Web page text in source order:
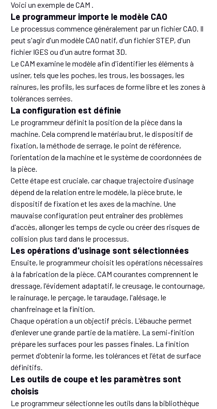
Voici un exemple de CAM .
Le programmeur importe le modèle CAO
Le processus commence généralement par un fichier CAO. Il
peut s'agir d'un modèle CAO natif, d'un fichier STEP, d'un
fichier IGES ou d'un autre format 3D.
Le CAM examine le modèle afin d'identifier les éléments à
usiner, tels que les poches, les trous, les bossages, les
rainures, les profils, les surfaces de forme libre et les zones à
tolérances serrées.
La configuration est définie
Le programmeur définit la position de la pièce dans la
machine. Cela comprend le matériau brut, le dispositif de
fixation, la méthode de serrage, le point de référence,
l'orientation de la machine et le système de coordonnées de
la pièce.
Cette étape est cruciale, car chaque trajectoire d'usinage
dépend de la relation entre le modèle, la pièce brute, le
dispositif de fixation et les axes de la machine. Une
mauvaise configuration peut entraîner des problèmes
d'accès, allonger les temps de cycle ou créer des risques de
collision plus tard dans le processus.
Les opérations d'usinage sont sélectionnées
Ensuite, le programmeur choisit les opérations nécessaires
à la fabrication de la pièce. CAM courantes comprennent le
dressage, l'évidement adaptatif, le creusage, le contournage,
le rainurage, le perçage, le taraudage, l'alésage, le
chanfreinage et la finition.
Chaque opération a un objectif précis. L'ébauche permet
d'enlever une grande partie de la matière. La semi-finition
prépare les surfaces pour les passes finales. La finition
permet d'obtenir la forme, les tolérances et l'état de surface
définitifs.
Les outils de coupe et les paramètres sont
choisis
Le programmeur sélectionne les outils dans la bibliothèque